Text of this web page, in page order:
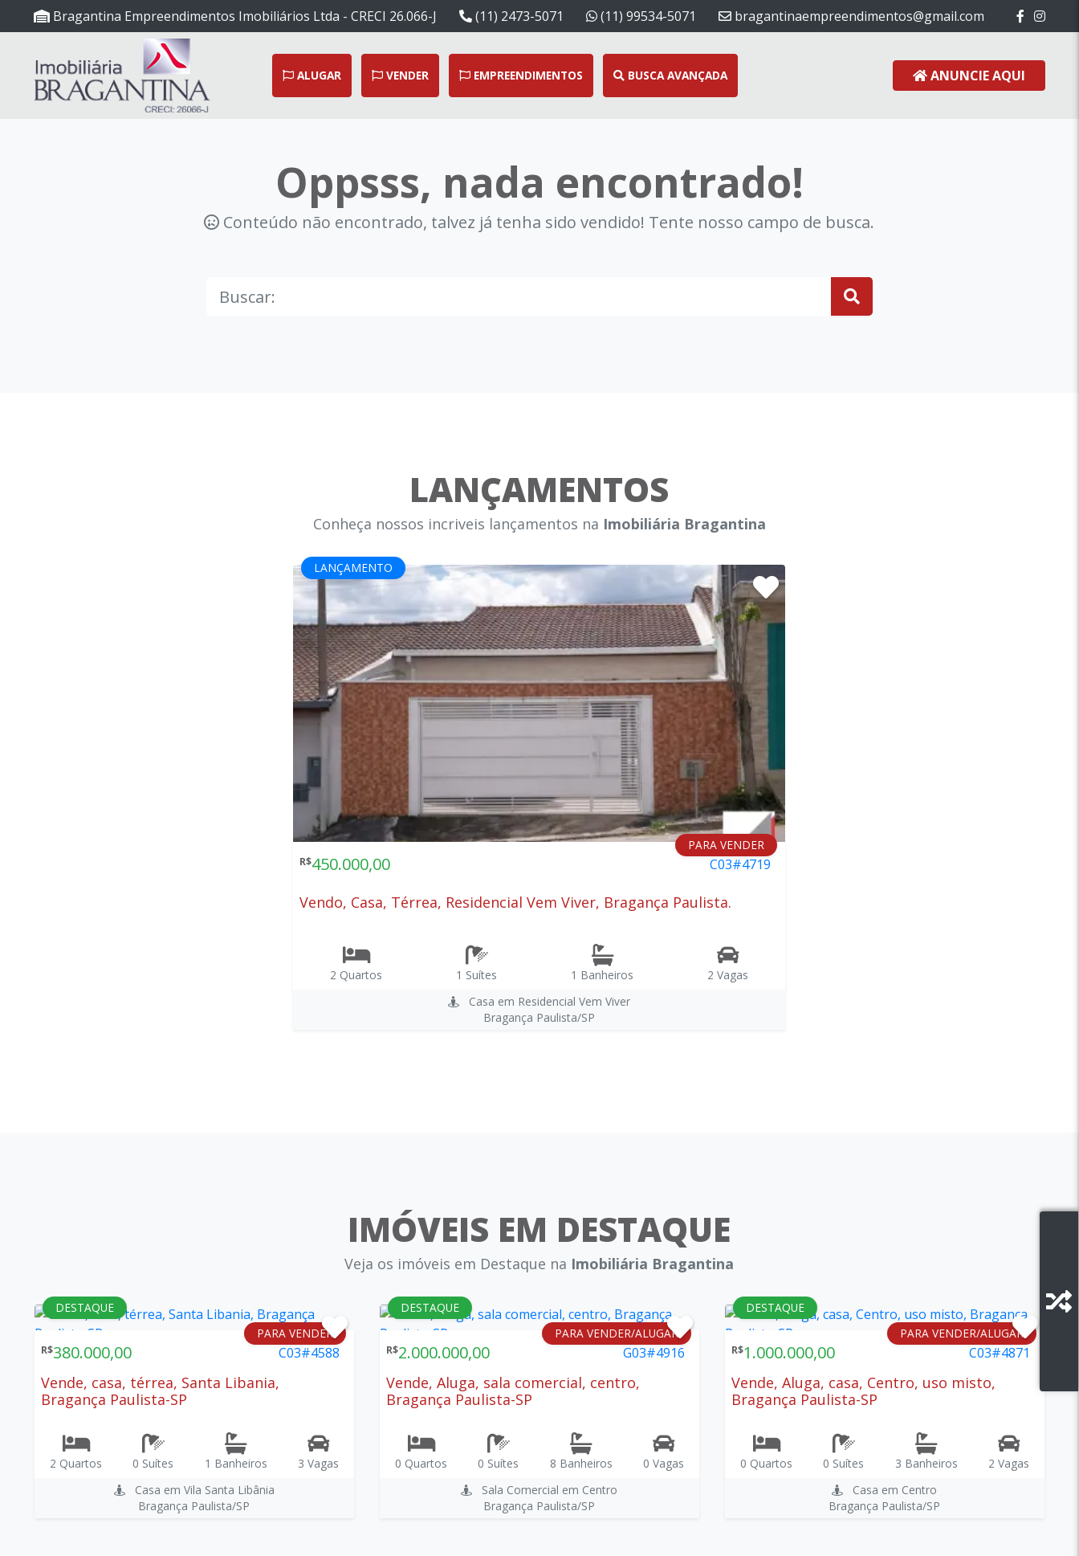
Bragantina Empreendimentos Imobiliários Ltda - CRECI 26.066-J (11) 2473-5071 (11) 99534-5071 bragantinaempreendimentos@gmail.com
ALUGAR VENDER EMPREENDIMENTOS BUSCA AVANÇADA ANUNCIE AQUI
Oppsss, nada encontrado!
Conteúdo não encontrado, talvez já tenha sido vendido! Tente nosso campo de busca.
LANÇAMENTOS
Conheça nossos incriveis lançamentos na Imobiliária Bragantina
LANÇAMENTO
PARA VENDER
R$450.000,00 C03#4719
Vendo, Casa, Térrea, Residencial Vem Viver, Bragança Paulista.
2 Quartos 1 Suítes 1 Banheiros
2 Vagas
Casa em Residencial Vem Viver
Bragança Paulista/SP
IMÓVEIS EM DESTAQUE
Veja os imóveis em Destaque na Imobiliária Bragantina
DESTAQUE
PARA VENDER
R$380.000,00 C03#4588
Vende, casa, térrea, Santa Libania,
Bragança Paulista-SP
2 Quartos 0 Suítes 1 Banheiros
3 Vagas
Casa em Vila Santa Libânia
Bragança Paulista/SP
DESTAQUE
PARA VENDER/ALUGAR
R$2.000.000,00 G03#4916
Vende, Aluga, sala comercial, centro,
Bragança Paulista-SP
0 Quartos 0 Suítes 8 Banheiros
0 Vagas
Sala Comercial em Centro
Bragança Paulista/SP
DESTAQUE
PARA VENDER/ALUGAR
R$1.000.000,00 C03#4871
Vende, Aluga, casa, Centro, uso misto,
Bragança Paulista-SP
0 Quartos 0 Suítes 3 Banheiros
2 Vagas
Casa em Centro
Bragança Paulista/SP